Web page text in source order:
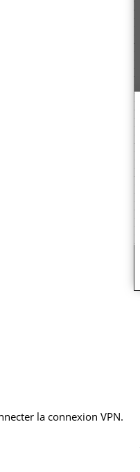
la connexion VPN.